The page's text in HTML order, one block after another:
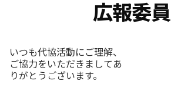
広報委員
いつも代協活動にご理解、
ご協力をいただきましてあ
りがとうございます。